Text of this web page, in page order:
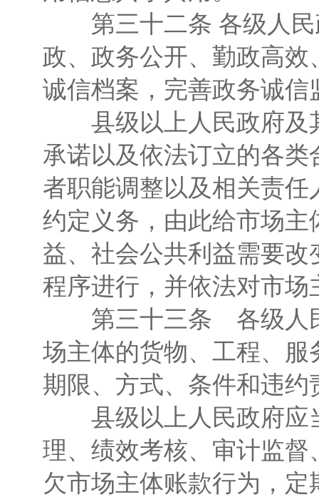
第三十二条 各级人民
政、政务公开、勤政高
诚信档案，完善政务诚
县级以上人民政府及
承诺以及依法订立的各
者职能调整以及相关责
约定义务，由此给市场
益、社会公共利益需要
程序进行，并依法对市
第三十三条 各级人民
场主体的货物、工程、
期限、方式、条件和违约
县级以上人民政府应
理、绩效考核、审计监
欠市场主体账款行为，